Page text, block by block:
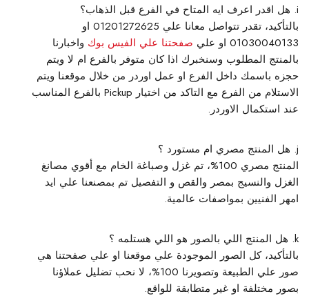
هل اقدر اعرف ايه المتاح في الفرع قبل الذهاب؟
بالتأكيد، تقدر تتواصل معانا علي 01201272625 او
01030040133 او علي
صفحتنا علي الفيس بوك واخبارنا
بالمنتج المطلوب وسنخبرك اذا كان متوفر بالفرع ام لا ويتم
حجزه باسمك داخل الفرع او عمل اوردر من خلال موقعنا ويتم
الاستلام من الفرع مع التاكد من اختيار Pickup بالفرع المناسب
عند استكمال الاوردر.
هل المنتج مصري ام مستورد ؟
المنتج مصري 100%، تم غزل وصباغة الخام مع أقوي مصانغ
الغزل والنسيج بمصر والقص و التفصيل تم بمصنعنا علي ايد
امهر الفنيين بمواصفات عالمية.
هل المنتج اللي بالصور هو اللي هستلمه ؟
بالتأكيد، كل الصور الموجودة علي موقعنا او علي صفحتنا هي
صور علي الطبيعة وتصويرنا 100%، لا نحب تضليل عملاؤنا
بصور مختلفة او غير متطابقة للواقع.